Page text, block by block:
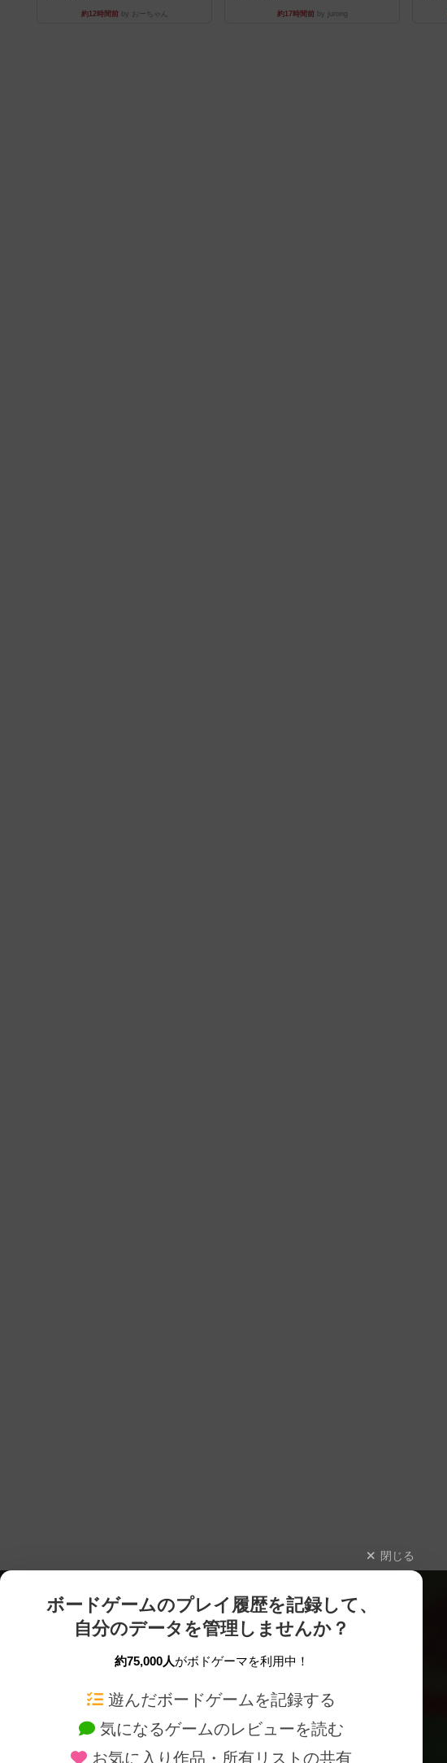
約12時間前by おーちゃん 約17時間前by jurong
閉じる
ボードゲームのプレイ履歴を記録して、
自分のデータを管理しませんか？
約75,000人がボドゲーマを利用中！
遊んだボードゲームを記録する
気になるゲームのレビューを読む
お気に入り作品・所有リストの共有
ボードゲームを検索する 新作・再入荷情報